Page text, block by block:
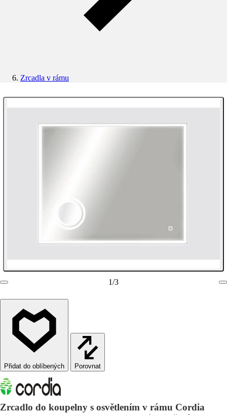
Zrcadla v rámu
1/3
Porovnat
Zrcadlo do koupelny s osvětlením v rámu Cordia